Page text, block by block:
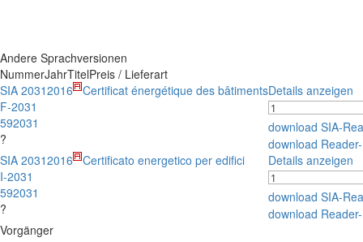
Andere Sprachversionen
NummerJahrTitelPreis / Lieferart
SIA 2031
F-2031
592031
?
2016 Certificat énergétique des bâtimentsDetails anzeigen
download SIA-
download
SIA 2031
I-2031
592031
?
2016 Certificato energetico per edifici Details anzeigen
download SIA-
download
Vorgänger